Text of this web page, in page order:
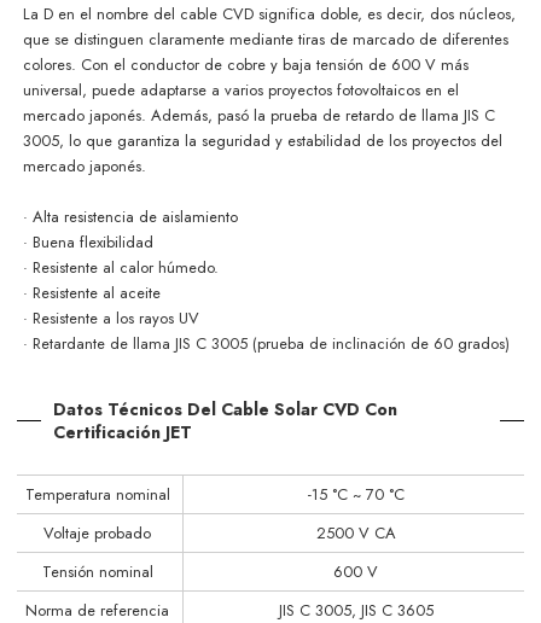
La D en el nombre del cable CVD significa doble, es decir, dos núcleos,
que se distinguen claramente mediante tiras de marcado de diferentes
colores. Con el conductor de cobre y baja tensión de 600 V más
universal, puede adaptarse a varios proyectos fotovoltaicos en el
mercado japonés. Además, pasó la prueba de retardo de llama JIS C
3005, lo que garantiza la seguridad y estabilidad de los proyectos del
mercado japonés.
· Alta resistencia de aislamiento
· Buena flexibilidad
· Resistente al calor húmedo.
· Resistente al aceite
· Resistente a los rayos UV
· Retardante de llama JIS C 3005 (prueba de inclinación de 60 grados)
Datos Técnicos Del Cable Solar CVD Con
Certificación JET
Temperatura nominal
-15 °C ~ 70 °C
Voltaje probado
2500 V CA
Tensión nominal
600 V
Norma de referencia
JIS C 3005, JIS C 3605